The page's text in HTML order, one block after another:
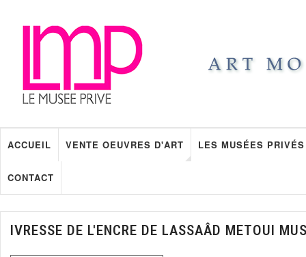
ACCUEIL VENTE OEUVRES D'ART LES MUSÉES PRIVÉS
CONTACT
IVRESSE DE L'ENCRE DE LASSAÂD METOUI